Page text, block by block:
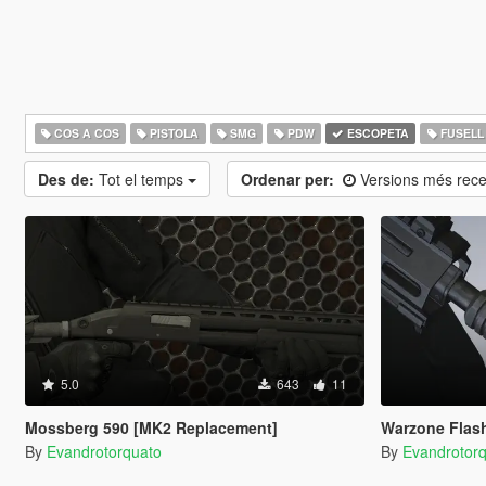
COS A COS PISTOLA SMG PDW ESCOPETA FUSELL
Des de: Tot el temps Ordenar per: Versions més
5.0 643 11
Mossberg 590 [MK2 Replacement]
By Evandrotorquato
Warzone Flash
By